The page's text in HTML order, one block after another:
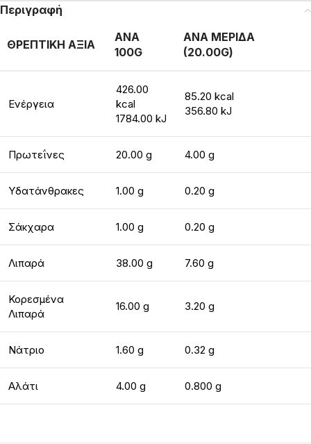
Περιγραφή
ΘΡΕΠΤΙΚΗ ΑΞΙΑ
ΑΝΑ
100G
ΑΝΑ ΜΕΡΙΔΑ
(20.00G)
Ενέργεια
426.00
kcal
1784.00 kJ
85.20 kcal
356.80 kJ
Πρωτεΐνες 20.00 g 4.00 g
Υδατάνθρακες 1.00 g 0.20 g
Σάκχαρα 1.00 g 0.20 g
Λιπαρά 38.00 g 7.60 g
Κορεσμένα
Λιπαρά
16.00 g 3.20 g
Νάτριο 1.60 g 0.32 g
Αλάτι 4.00 g 0.800 g